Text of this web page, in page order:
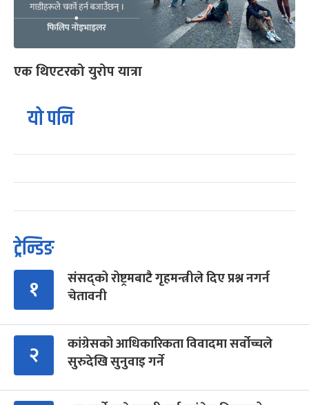
एक थिएटरको युरोप यात्रा
यो पनि
ट्रेन्डिङ
१
संसद्को रोष्ट्रमबाटै गृहमन्त्रीले दिए प्रश्न नगर्न
चेतावनी
२
कांग्रेसको आधिकारिकता विवादमा सर्वोच्चले
सुरुदेखि सुनुवाइ गर्ने